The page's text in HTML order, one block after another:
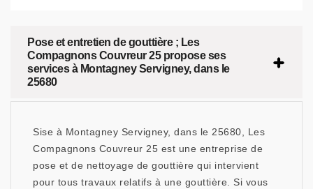
Pose et entretien de gouttière ; Les
Compagnons Couvreur 25 propose ses
services à Montagney Servigney, dans le
25680
Sise à Montagney Servigney, dans le 25680, Les
Compagnons Couvreur 25 est une entreprise de
pose et de nettoyage de gouttière qui intervient
pour tous travaux relatifs à une gouttière. Si vous